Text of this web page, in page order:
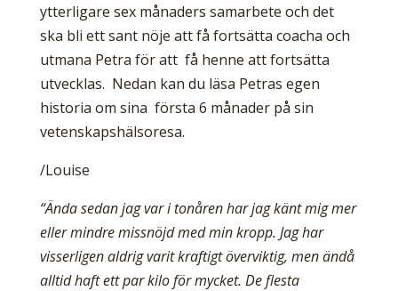
ytterligare sex månaders samarbete och det
ska bli ett sant nöje att få fortsätta coacha och
utmana Petra för att få henne att fortsätta
utvecklas. Nedan kan du läsa Petras egen
historia om sina första 6 månader på sin
vetenskapshälsoresa.
/Louise
“Ända sedan jag var i tonåren har jag känt mig mer
eller mindre missnöjd med min kropp. Jag har
visserligen aldrig varit kraftigt överviktig, men ändå
alltid haft ett par kilo för mycket. De flesta